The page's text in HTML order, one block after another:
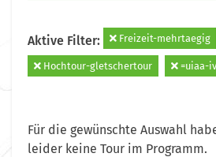
Aktive Filter: Freizeit-mehrtaegig
Hochtour-gletschertour =uiaa-
Für die gewünschte Auswahl
leider keine Tour im Programm.